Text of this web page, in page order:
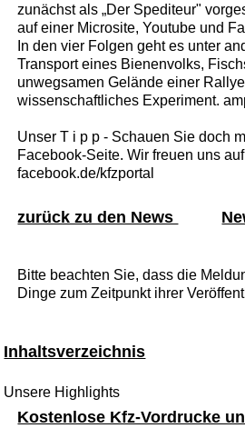
zunächst als „Der Spediteur"
auf einer Microsite, Youtube und
In den vier Folgen geht es unter
Transport eines Bienenvolks,
unwegsamen Gelände einer
wissenschaftliches Experiment.
Unser T i p p - Schauen Sie doch
Facebook-Seite. Wir freuen uns
facebook.de/kfzportal
zurück zu den News
Bitte beachten Sie, dass die
Dinge zum Zeitpunkt ihrer
Inhaltsverzeichnis
Unsere Highlights
Kostenlose Kfz-Vordrucke